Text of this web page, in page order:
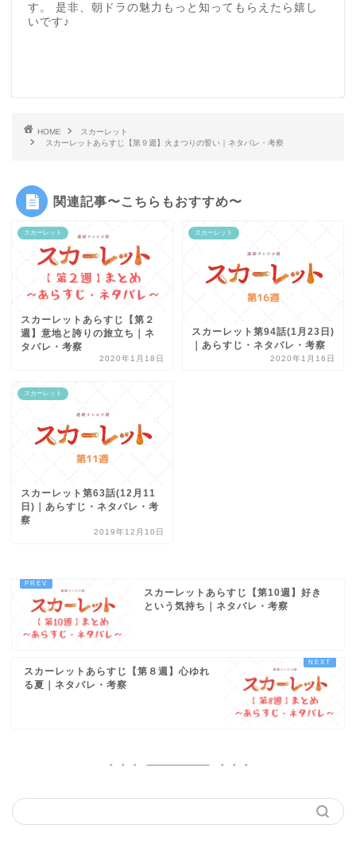
す。 是非、朝ドラの魅力もっと知ってもらえたら嬉し
いです♪
HOME
スカーレット
スカーレットあらすじ【第９週】火まつりの誓い｜ネタバレ・考察
関連記事〜こちらもおすすめ〜
スカーレット
スカーレットあらすじ【第２
週】意地と誇りの旅立ち｜ネ
タバレ・考察
2020年1月18日
スカーレット
スカーレット第94話(1月23日)
｜あらすじ・ネタバレ・考察
2020年1月16日
スカーレット
スカーレット第63話(12月11
日)｜あらすじ・ネタバレ・考
察
2019年12月10日
スカーレットあらすじ【第10週】好き
という気持ち｜ネタバレ・考察
スカーレットあらすじ【第８週】心ゆれ
る夏｜ネタバレ・考察